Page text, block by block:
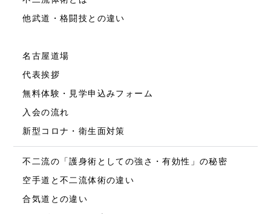
他武道・格闘技との違い
名古屋道場
代表挨拶
無料体験・見学申込みフォーム
入会の流れ
新型コロナ・衛生面対策
不二流の「護身術としての強さ・有効性」の秘密
空手道と不二流体術の違い
合気道との違い